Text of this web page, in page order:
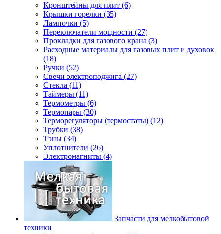
Кронштейны для плит (6)
Крышки горелки (35)
Лампочки (5)
Переключатели мощности (27)
Прокладки для газового крана (3)
Расходные материалы для газовых плит и духовок
(18)
Ручки (52)
Свечи электроподжига (27)
Стекла (11)
Таймеры (11)
Термометры (6)
Термопары (30)
Терморегуляторы (термостаты) (12)
Трубки (38)
Тэны (34)
Уплотнители (26)
Электромагниты (4)
Запчасти для мелкобытовой
техники